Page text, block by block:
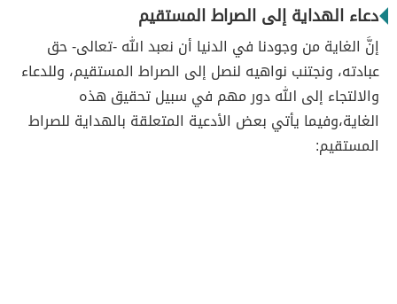
دعاء الهداية إلى الصراط المستقيم
إنَّ الغاية من وجودنا في الدنيا أن نعبد الله -تعالى- حق
عبادته، ونجتنب نواهيه لنصل إلى الصراط المستقيم، وللدعاء
والالتجاء إلى الله دور مهم في سبيل تحقيق هذه
الغاية،وفيما يأتي بعض الأدعية المتعلقة بالهداية للصراط
المستقيم: